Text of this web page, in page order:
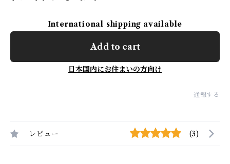
International shipping available
Add to cart
日本国内にお住まいの方向け
通報する
レビュー (3)